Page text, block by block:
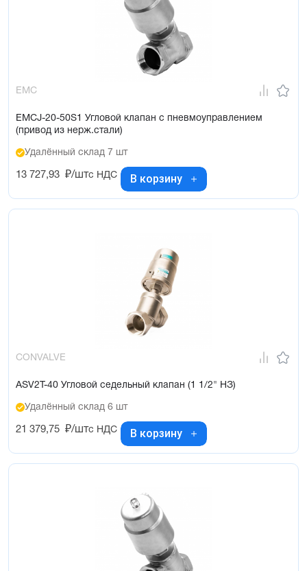
EMC
EMCJ-20-50S1 Угловой клапан с пневмоуправлением
(привод из нерж.стали)
Удалённый склад 7 шт
13 727,93 ₽/штс НДС В корзину
CONVALVE
ASV2T-40 Угловой седельный клапан (1 1/2" НЗ)
Удалённый склад 6 шт
21 379,75 ₽/штс НДС В корзину